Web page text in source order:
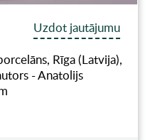
Uzdot jautājumu
Rīga (Latvija),
- Anatolijs